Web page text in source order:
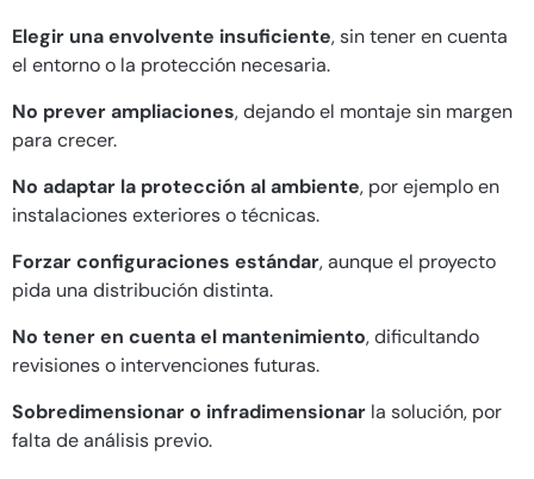
Elegir una envolvente insuficiente, sin tener en cuenta
el entorno o la protección necesaria.
No prever ampliaciones, dejando el montaje sin margen
para crecer.
No adaptar la protección al ambiente, por ejemplo en
instalaciones exteriores o técnicas.
Forzar configuraciones estándar, aunque el proyecto
pida una distribución distinta.
No tener en cuenta el mantenimiento, dificultando
revisiones o intervenciones futuras.
Sobredimensionar o infradimensionar la solución, por
falta de análisis previo.